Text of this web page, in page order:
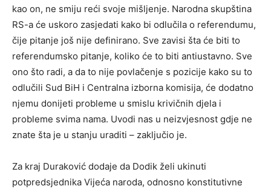
kao on, ne smiju reći svoje mišljenje. Narodna skupština
RS-a će uskoro zasjedati kako bi odlučila o referendumu,
čije pitanje još nije definirano. Sve zavisi šta će biti to
referendumsko pitanje, koliko će to biti antiustavno. Sve
ono što radi, a da to nije povlačenje s pozicije kako su to
odlučili Sud BiH i Centralna izborna komisija, će dodatno
njemu donijeti probleme u smislu krivičnih djela i
probleme svima nama. Uvodi nas u neizvjesnost gdje ne
znate šta je u stanju uraditi – zaključio je.
Za kraj Duraković dodaje da Dodik želi ukinuti
potpredsjednika Vijeća naroda, odnosno konstitutivne